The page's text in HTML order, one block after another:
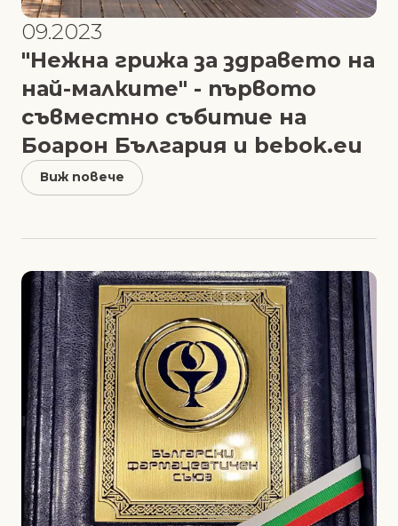
09.2023
"Нежна грижа за здравето на
най-малките" - първото
съвместно събитие на
Боарон България и bebok.eu
Виж повече